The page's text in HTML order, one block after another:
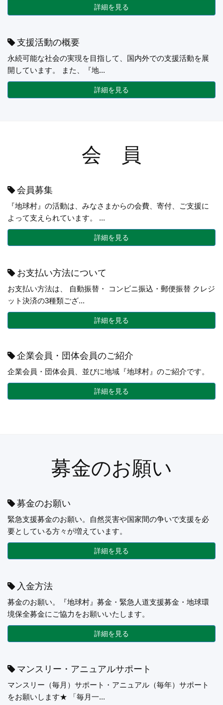
詳細を見る
支援活動の概要
永続可能な社会の実現を目指して、国内外での支援活動を展
開しています。 また、『地...
詳細を見る
会 員
会員募集
『地球村』の活動は、みなさまからの会費、寄付、ご支援に
よって支えられています。 ...
詳細を見る
お支払い方法について
お支払い方法は、 自動振替・ コンビニ振込・郵便振替 クレジ
ット決済の3種類ござ...
詳細を見る
企業会員・団体会員のご紹介
企業会員・団体会員、並びに地域『地球村』のご紹介です。
詳細を見る
募金のお願い
募金のお願い
緊急支援募金のお願い。自然災害や国家間の争いで支援を必
要としている方々が増えています。
詳細を見る
入金方法
募金のお願い。『地球村』募金・緊急人道支援募金・地球環
境保全募金にご協力をお願いいたします。
詳細を見る
マンスリー・アニュアルサポート
マンスリー（毎月）サポート・アニュアル（毎年）サポート
をお願いします★ 「毎月一...